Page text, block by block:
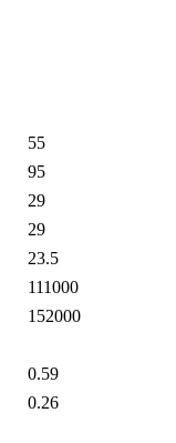
55
95
29
29
23.5
111000
152000
0.59
0.26